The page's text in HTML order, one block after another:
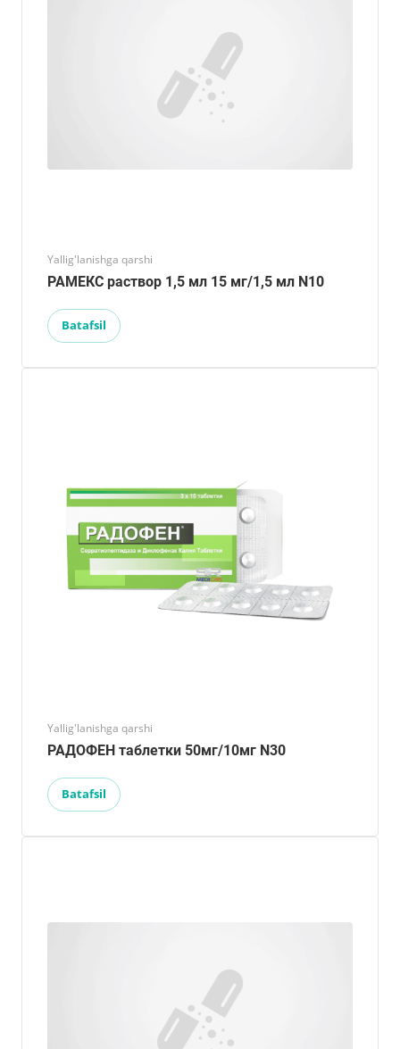
Yallig'lanishga qarshi
РАМЕКС раствор 1,5 мл 15 мг/1,5 мл N10
Batafsil
Yallig'lanishga qarshi
РАДОФЕН таблетки 50мг/10мг N30
Batafsil